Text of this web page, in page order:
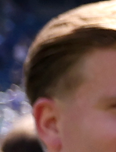
Halida Bešlića "Prvi
Nakon fudbalske
o onoj estradnoj.